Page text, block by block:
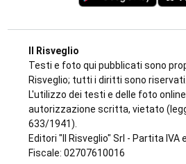
Il Risveglio
Testi e foto qui pubblicati sono
Risveglio; tutti i diritti sono riservati.
L'utilizzo dei testi e delle foto
autorizzazione scritta, vietato
633/1941).
Editori "Il Risveglio" Srl - Partita IVA
Fiscale: 02707610016